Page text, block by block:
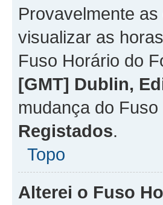
Provavelmente
visualizar as
Fuso Horário do
[GMT] Dublin,
mudança do
Registados.
Topo
Alterei o Fuso